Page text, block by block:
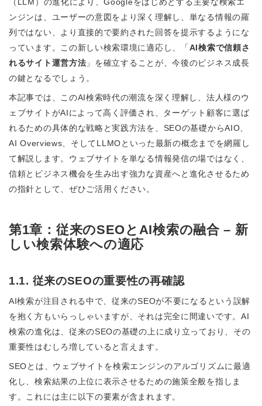
（LLM）の進化により、Googleをはじめとする主要な検索エ
ンジンは、ユーザーの意図をより深く理解し、単なる情報の羅
列ではない、より直接的で要約された回答を提示するようにな
っています。この新しい検索環境に適応し、「AI検索で信頼さ
れるサイト運営方法 」を確立することが、今後のビジネス成長
の鍵となるでしょう。
本記事では、このAI検索時代の潮流を深く理解し、法人様のウ
ェブサイトがAIによって高く評価され、ターゲット顧客に選ば
れるための具体的な戦略と実践方法を、SEOの基礎からAIO、
AI Overviews、そしてLLMOといった最新の概念までを網羅し
て解説します。ウェブサイトを単なる情報発信の場ではなく、
信頼とビジネス機会を生み出す強力な資産へと進化させるため
の指針として、ぜひご活用ください。
第1章：従来のSEOとAI検索の融合 – 新
しい検索体験への適応
1.1. 従来のSEOの重要性の再確認
AI検索が注目される中で、従来のSEOが不要になるという誤解
を抱く方もいらっしゃいますが、それは完全に間違いです。AI
検索の進化は、従来のSEOの基礎の上に成り立っており、その
重要性はむしろ増していると言えます。
SEOとは、ウェブサイトを検索エンジンのアルゴリズムに最適
化し、検索結果の上位に表示させるための施策全般を指しま
す。これには主に以下の要素が含まれます。